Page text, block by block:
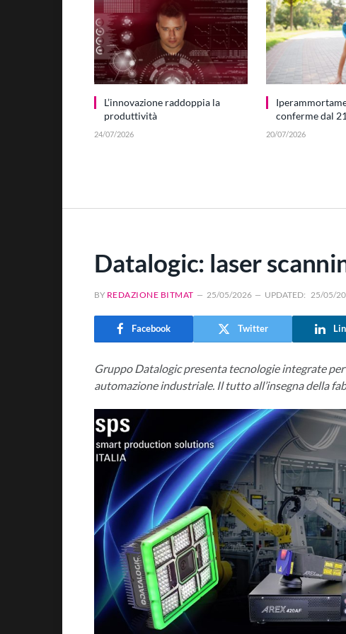
L’innovazione raddoppia la
produttività
24/07/2026
conferme dal
20/07/2026
Datalogic: laser
BY REDAZIONE BITMAT 25/05/2026 UPDATED: 25/05/
Facebook Twitter
Gruppo Datalogic presenta tecnologie integrate
automazione industriale. Il tutto all’insegna della